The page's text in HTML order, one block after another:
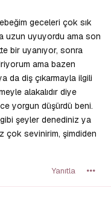
geceleri çok sık
uzun uyuyordu ama son
bir uyanıyor, sonra
ama bazen
da diş çıkarmayla ilgili
alakalıdır diye
yorgun düşürdü beni.
şeyler denediniz ya
çok sevinirim, şimdiden
Yanıtla